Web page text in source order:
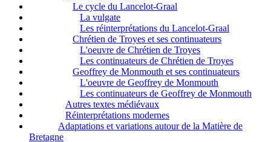
Le cycle du Lancelot-Graal
La vulgate
Les réinterprétations du Lancelot-Graal
Chrétien de Troyes et ses continuateurs
L'oeuvre de Chrétien de Troyes
Les continuateurs de Chrétien de Troyes
Geoffrey de Monmouth et ses continuateurs
L'oeuvre de Geoffrey de Monmouth
Les continuateurs de Geoffrey de Monmouth
Autres textes médiévaux
Réinterprétations modernes
Adaptations et variations autour de la Matière de
Bretagne